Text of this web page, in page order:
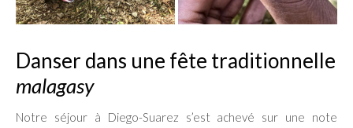
Danser dans une fête traditionnelle
malagasy
Notre séjour à Diego-Suarez s’est achevé sur une note